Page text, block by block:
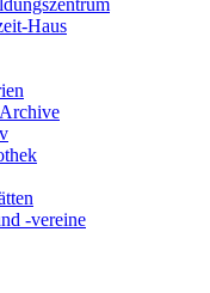
Haus
-vereine